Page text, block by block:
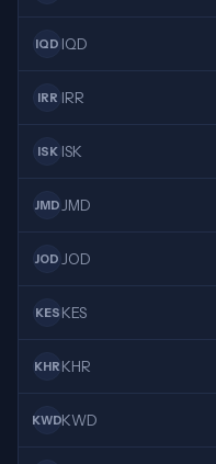
IQD IQD
IRR IRR
ISK ISK
JMD JMD
JOD JOD
KES KES
KHR KHR
KWDKWD